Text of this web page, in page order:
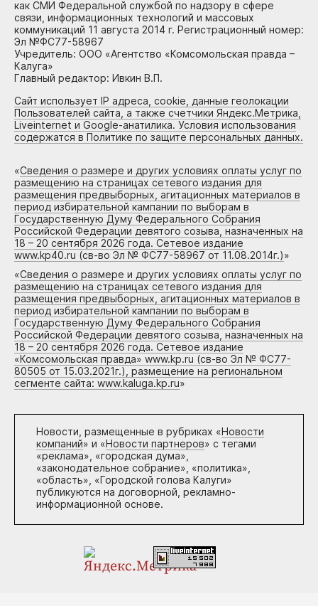
как СМИ Федеральной службой по надзору в сфере
связи, информационных технологий и массовых
коммуникаций 11 августа 2014 г. Регистрационный номер:
Эл №ФС77-58967
Учредитель: ООО «Агентство «Комсомольская правда –
Калуга»
Главный редактор: Ивкин В.П.
Сайт использует IP адреса, cookie, данные геолокации
Пользователей сайта, а также счетчики Яндекс.Метрика,
Liveinternet и Google-анатилика. Условия использования
содержатся в Политике по защите персональных данных.
«Сведения о размере и других условиях оплаты услуг по
размещению на страницах сетевого издания для
размещения предвыборных, агитационных материалов в
период избирательной кампании по выборам в
Государственную Думу Федерального Собрания
Российской Федерации девятого созыва, назначенных на
18 – 20 сентября 2026 года. Сетевое издание
www.kp40.ru (св-во Эл № ФС77-58967 от 11.08.2014г.)»
«Сведения о размере и других условиях оплаты услуг по
размещению на страницах сетевого издания для
размещения предвыборных, агитационных материалов в
период избирательной кампании по выборам в
Государственную Думу Федерального Собрания
Российской Федерации девятого созыва, назначенных на
18 – 20 сентября 2026 года. Сетевое издание
«Комсомольская правда» www.kp.ru (св-во Эл № ФС77-
80505 от 15.03.2021г.), размещение на региональном
сегменте сайта: www.kaluga.kp.ru»
Новости, размещенные в рубриках «Новости
компаний» и «Новости партнеров» с тегами
«реклама», «городская дума»,
«законодательное собрание», «политика»,
«область», «Городской голова Калуги»
публикуются на договорной, рекламно-
информационной основе.